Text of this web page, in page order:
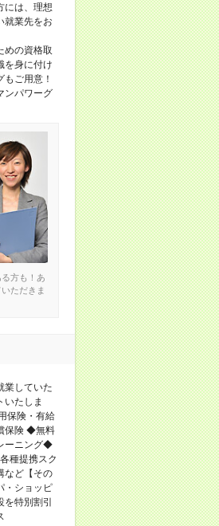
には、理想
就業先をお
めの資格取
を身に付け
ご用意！
ンパワーグ
方も！あ
ただきま
業していた
いたしま
保険・有給
保険 ◆無料
ーニング◆
種提携スク
など【その
・ショッピ
を特別割引